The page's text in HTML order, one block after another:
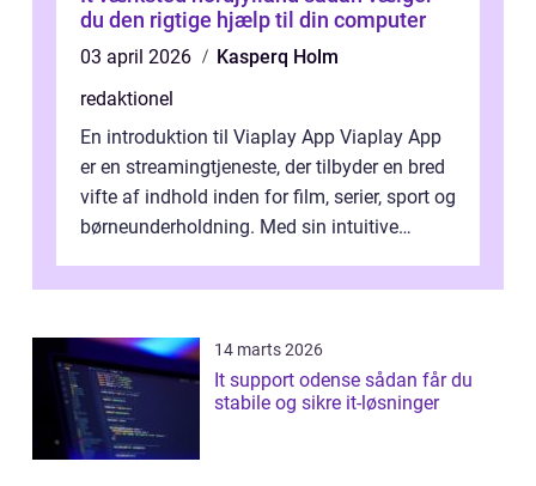
du den rigtige hjælp til din computer
03 april 2026
Kasperq Holm
redaktionel
En introduktion til Viaplay App Viaplay App
er en streamingtjeneste, der tilbyder en bred
vifte af indhold inden for film, serier, sport og
børneunderholdning. Med sin intuitive
14 marts 2026
It support odense sådan får du
stabile og sikre it-løsninger